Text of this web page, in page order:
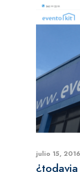
julio 15, 2016